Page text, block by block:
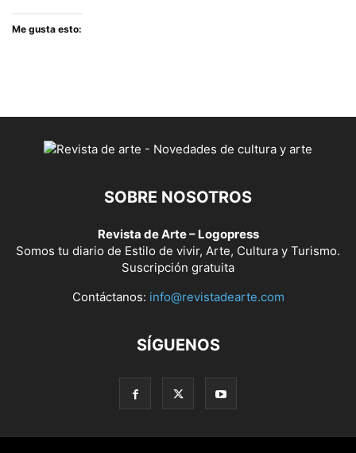
Me gusta esto:
SOBRE NOSOTROS
Revista de Arte – Logopress
Somos tu diario de Estilo de vivir, Arte, Cultura y Turismo.
Suscripción gratuita
Contáctanos: info@revistadearte.com
SÍGUENOS